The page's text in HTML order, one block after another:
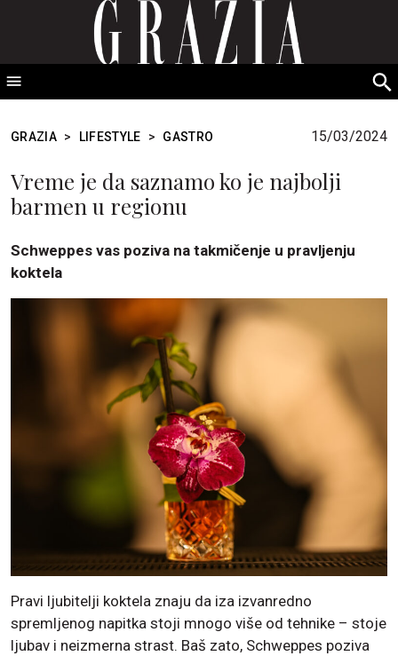
GRAZIA Srbija
GRAZIA > LIFESTYLE > GASTRO 15/03/2024
Vreme je da saznamo ko je najbolji
barmen u regionu
Schweppes vas poziva na takmičenje u pravljenju
koktela
Pravi ljubitelji koktela znaju da iza izvanredno
spremljenog napitka stoji mnogo više od tehnike – stoje
ljubav i neizmerna strast. Baš zato, Schweppes poziva